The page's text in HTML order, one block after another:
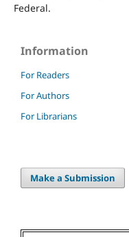
Federal.
Information
For Readers
For Authors
For Librarians
Make a Submission